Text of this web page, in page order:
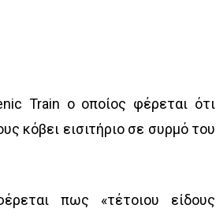
Train ο οποίος φέρεται ότι
κόβει εισιτήριο σε συρμό του
πως «τέτοιου είδους